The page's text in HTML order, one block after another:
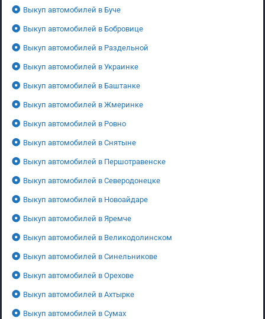
Выкуп автомобилей в Буче
Выкуп автомобилей в Бобровице
Выкуп автомобилей в Раздельной
Выкуп автомобилей в Украинке
Выкуп автомобилей в Баштанке
Выкуп автомобилей в Жмеринке
Выкуп автомобилей в Ровно
Выкуп автомобилей в Снятыне
Выкуп автомобилей в Першотравенске
Выкуп автомобилей в Северодонецке
Выкуп автомобилей в Новоайдаре
Выкуп автомобилей в Яремче
Выкуп автомобилей в Великодолинском
Выкуп автомобилей в Синельникове
Выкуп автомобилей в Орехове
Выкуп автомобилей в Ахтырке
Выкуп автомобилей в Сумах